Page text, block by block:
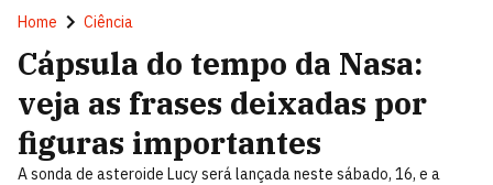
Home Ciência
Cápsula do tempo da Nasa:
veja as frases deixadas por
figuras importantes
A sonda de asteroide Lucy será lançada neste sábado, 16, e a